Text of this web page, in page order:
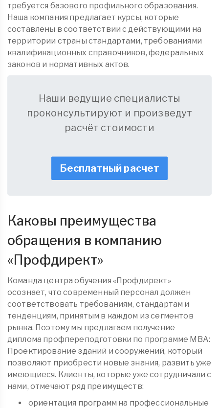
требуется базового профильного образования.
Наша компания предлагает курсы, которые
составлены в соответствии с действующими на
территории страны стандартами, требованиями
квалификационных справочников, федеральных
законов и нормативных актов.
Наши ведущие специалисты
проконсультируют и произведут
расчёт стоимости
Бесплатный расчет
Каковы преимущества
обращения в компанию
«Профдирект»
Команда центра обучения «Профдирект»
осознает, что современный персонал должен
соответствовать требованиям, стандартам и
тенденциям, принятым в каждом из сегментов
рынка. Поэтому мы предлагаем получение
диплома профпереподготовки по программе MBA:
Проектирование зданий и сооружений, который
позволяют приобрести новые знания, развить уже
имеющиеся. Клиенты, которые уже сотрудничали с
нами, отмечают ряд преимуществ:
ориентация программ на профессиональные